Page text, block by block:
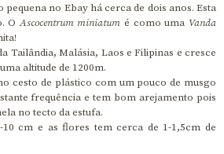
no Ebay há cerca de dois anos. Esta
OAscocentrum miniatum é como uma Vanda
Tailândia, Malásia, Laos e Filipinas e cresce
altitude de 1200m.
cesto de plástico com um pouco de musgo
frequência e tem bom arejamento pois
no tecto da estufa.
cm e as flores tem cerca de 1-1,5cm de